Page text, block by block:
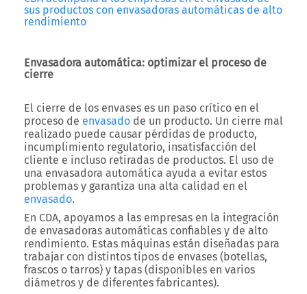
sus productos con envasadoras automáticas de alto
rendimiento
Envasadora automática: optimizar el proceso de
cierre
El cierre de los envases es un paso crítico en el
proceso de envasado de un producto. Un cierre mal
realizado puede causar pérdidas de producto,
incumplimiento regulatorio, insatisfacción del
cliente e incluso retiradas de productos. El uso de
una envasadora automática ayuda a evitar estos
problemas y garantiza una alta calidad en el
envasado.
En CDA, apoyamos a las empresas en la integración
de envasadoras automáticas confiables y de alto
rendimiento. Estas máquinas están diseñadas para
trabajar con distintos tipos de envases (botellas,
frascos o tarros) y tapas (disponibles en varios
diámetros y de diferentes fabricantes).